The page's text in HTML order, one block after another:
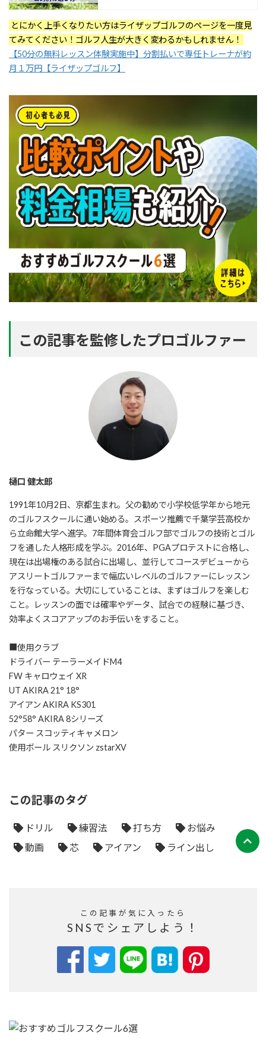
とにかく上手くなりたい方はライザップゴルフのぺージを一度見
てみてください！ゴルフ人生が大きく変わるかもしれません！
【50分の無料レッスン体験実施中】分割払いで専任トレーナが約
月１万円【ライザップゴルフ】
この記事を監修したプロゴルファー
樋口 健太郎
1991年10月2日、京都生まれ。父の勧めで小学校低学年から地元
のゴルフスクールに通い始める。スポーツ推薦で千葉学芸高校か
ら立命館大学へ進学。7年間体育会ゴルフ部でゴルフの技術とゴル
フを通した人格形成を学ぶ。2016年、PGAプロテストに合格し、
現在は出場権のある試合に出場し、並行してコースデビューから
アスリートゴルファーまで幅広いレベルのゴルファーにレッスン
を行なっている。大切にしていることは、まずはゴルフを楽しむ
こと。レッスンの面では確率やデータ、試合での経験に基づき、
効率よくスコアアップのお手伝いをすること。
■使用クラブ
ドライバー テーラーメイドM4
FW キャロウェイ XR
UT AKIRA 21° 18°
アイアン AKIRA KS301
52°58° AKIRA 8シリーズ
パター スコッティキャメロン
使用ボール スリクソン zstarXV
この記事のタグ
ドリル 練習法 打ち方
お悩み
動画
芯 アイアン ライン出し
この記事が気に入ったら
SNSでシェアしよう！